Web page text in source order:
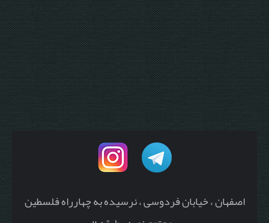
اصفهان ، خیابان فردوسی ، نرسیده به چهارراه فلسطین